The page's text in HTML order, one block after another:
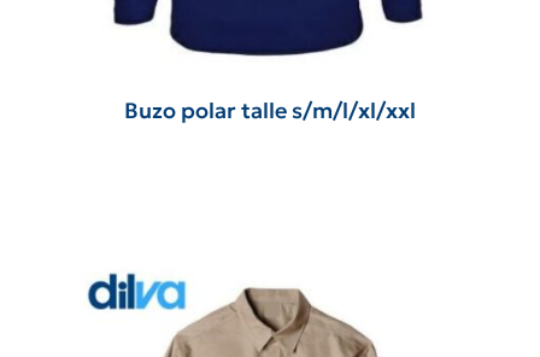
Buzo polar talle s/m/l/xl/xxl